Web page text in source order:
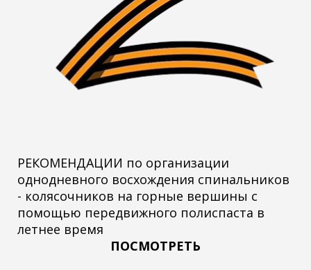
РЕКОМЕНДАЦИИ по организации
однодневного восхождения спинальников
- колясочников на горные вершины с
помощью передвижного полиспаста в
летнее время
ПОСМОТРЕТЬ